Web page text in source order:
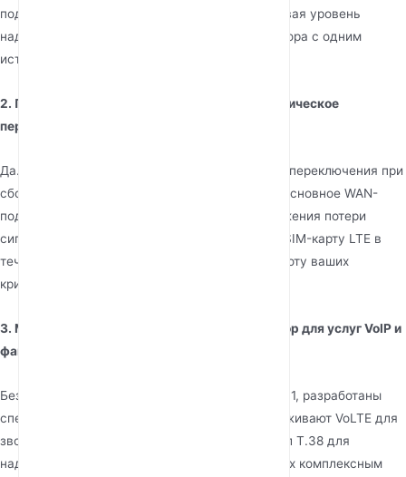
подключенным через сотовую сеть, обеспечивая уровень
надежности, недостижимый для маршрутизатора с одним
источником подключения.
2. Поддерживает ли маршрутизатор автоматическое
переключение при сбое?
Да. При настройке в режиме автоматического переключения при
сбое маршрутизатор постоянно отслеживает основное WAN-
подключение (оптоволокно). В случае обнаружения потери
сигнала он автоматически переключается на SIM-карту LTE в
течение нескольких секунд, поддерживая работу ваших
критически важных приложений.
3. Могу ли я использовать этот маршрутизатор для услуг VoIP и
факса?
Безусловно. Модели, оснащенные портами RJ11, разработаны
специально для голосовых услуг. Они поддерживают VoLTE для
звонков высокой четкости через 4G и протокол T.38 для
надежной передачи факсов по IP, что делает их комплексным